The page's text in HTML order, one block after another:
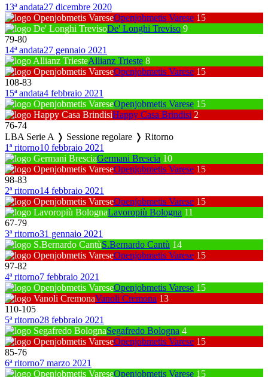
13ª andata27 dicembre 2020
Openjobmetis Varese 15
De' Longhi Treviso 9
79-80
14ª andata27 gennaio 2021
Allianz Trieste 8
Openjobmetis Varese 15
108-83
15ª andata4 febbraio 2021
Openjobmetis Varese 15
Happy Casa Brindisi 2
76-74
LBA Serie A ❭ Sessione regolare ❭ Ritorno
1ª ritorno10 febbraio 2021
Germani Brescia 10
Openjobmetis Varese 15
98-83
2ª ritorno14 febbraio 2021
Openjobmetis Varese 15
Lavoropiù Bologna 11
67-79
3ª ritorno31 gennaio 2021
S.Bernardo Cantù 14
Openjobmetis Varese 15
97-82
4ª ritorno7 febbraio 2021
Openjobmetis Varese 15
Vanoli Cremona 13
110-105
5ª ritorno28 febbraio 2021
Segafredo Bologna 4
Openjobmetis Varese 15
85-76
6ª ritorno7 marzo 2021
Openjobmetis Varese 15